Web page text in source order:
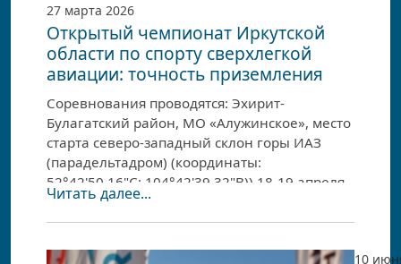
27 марта 2026
Открытый чемпионат Иркутской
области по спорту сверхлегкой
авиации: точность приземления
Соревнования проводятся: Эхирит-
Булагатский район, МО «Алужинское», место
старта северо-западный склон горы ИАЗ
(парадельтадром) (координаты:
52°42'50.16"С; 104°42'39.32"В)) 18-19 апреля
2026 года.
День заезда и регистрации – 18 апреля
Читать далее...
10